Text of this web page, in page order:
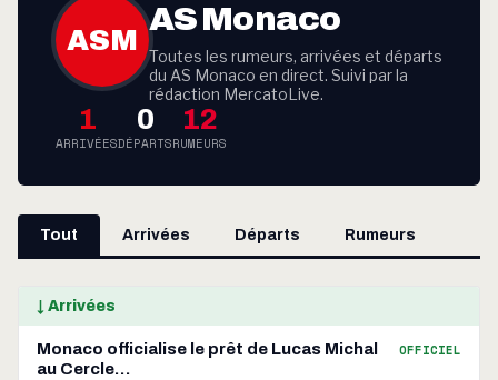
ASM
AS Monaco
Toutes les rumeurs, arrivées et départs
du AS Monaco en direct. Suivi par la
rédaction MercatoLive.
1
ARRIVÉES
0
DÉPARTS
12
RUMEURS
Tout Arrivées Départs Rumeurs
↓ Arrivées
Monaco officialise le prêt de Lucas Michal
au Cercle…
OFFICIEL